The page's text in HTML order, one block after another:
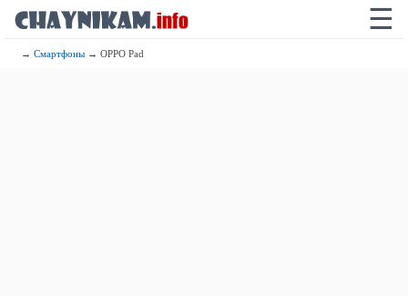
☰
→Смартфоны → OPPO Pad